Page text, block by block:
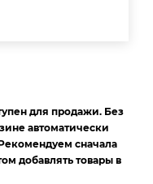
для продажи. Без
автоматически
сначала
добавлять товары в